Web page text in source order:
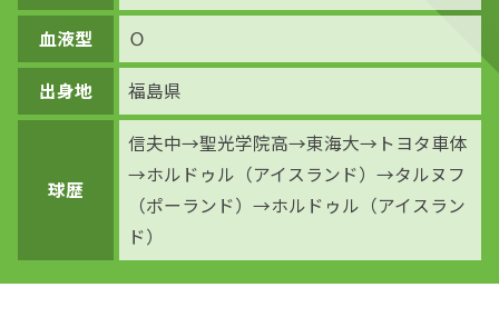
血液型 Ｏ
出身地 福島県
球歴
信夫中→聖光学院高→東海大→トヨタ車体
→ホルドゥル（アイスランド）→タルヌフ
（ポーランド）→ホルドゥル（アイスラン
ド）